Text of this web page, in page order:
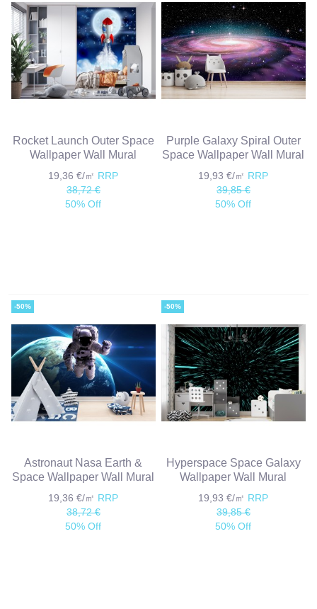
Rocket Launch Outer Space
Wallpaper Wall Mural
19,36 €/㎡ RRP
38,72 €
50% Off
Purple Galaxy Spiral Outer
Space Wallpaper Wall Mural
19,93 €/㎡ RRP
39,85 €
50% Off
-50%
Astronaut Nasa Earth &
Space Wallpaper Wall Mural
19,36 €/㎡ RRP
38,72 €
50% Off
-50%
Hyperspace Space Galaxy
Wallpaper Wall Mural
19,93 €/㎡ RRP
39,85 €
50% Off